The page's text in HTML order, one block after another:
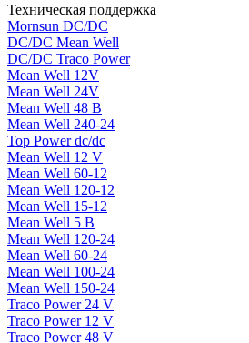
Техническая поддержка
Mornsun DC/DC
DC/DC Mean Well
DC/DC Traco Power
Mean Well 12V
Mean Well 24V
Mean Well 48 В
Mean Well 240-24
Top Power dc/dc
Mean Well 12 V
Mean Well 60-12
Mean Well 120-12
Mean Well 15-12
Mean Well 5 В
Mean Well 120-24
Mean Well 60-24
Mean Well 100-24
Mean Well 150-24
Traco Power 24 V
Traco Power 12 V
Traco Power 48 V